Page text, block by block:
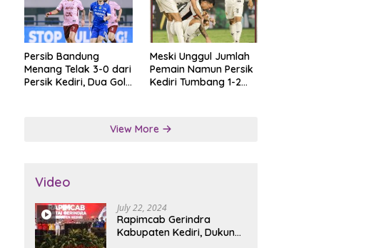
Persib Bandung
Menang Telak 3-0 dari
Persik Kediri, Dua Gol
Meski Unggul Jumlah
Pemain Namun Persik
Kediri Tumbang 1-2
View More
Video
July 22, 2024
Rapimcab Gerindra
Kabupaten Kediri, Dukung